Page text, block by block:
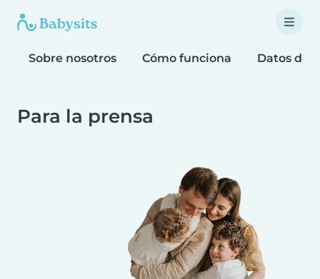
Sobre nosotros Cómo funciona Datos de
Para la prensa